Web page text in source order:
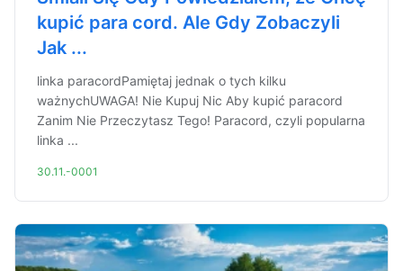
kupić para cord. Ale Gdy Zobaczyli
Jak ...
linka paracordPamiętaj jednak o tych kilku
ważnychUWAGA! Nie Kupuj Nic Aby kupić paracord
Zanim Nie Przeczytasz Tego! Paracord, czyli popularna
linka ...
30.11.-0001